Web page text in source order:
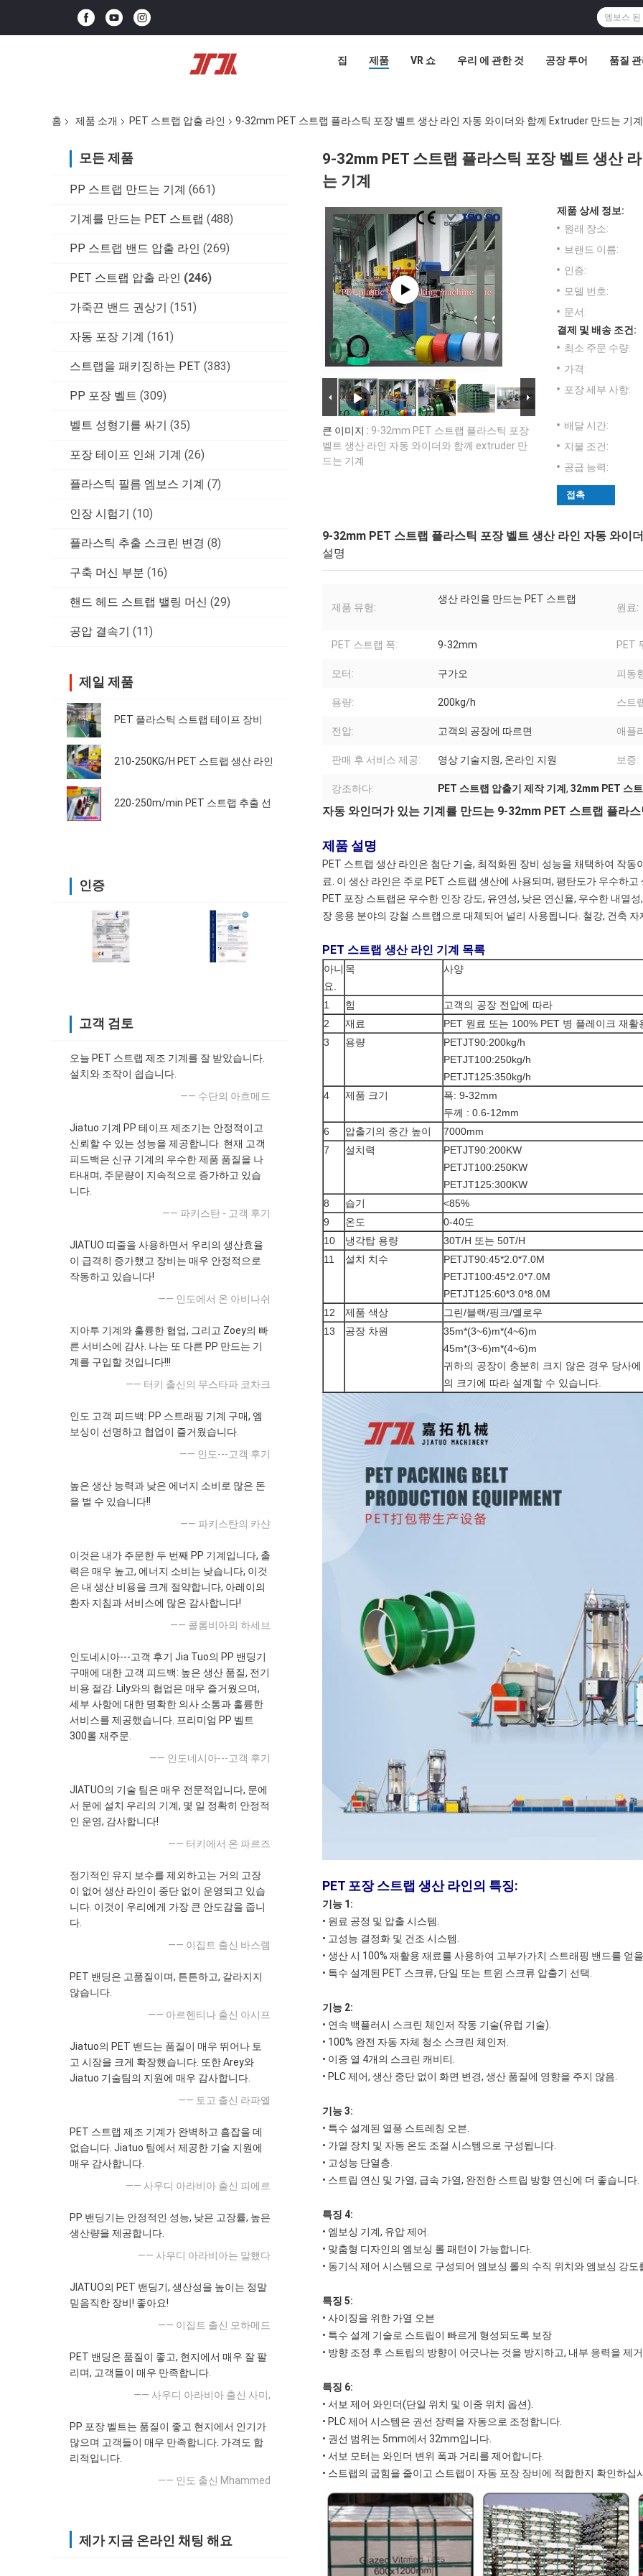
집 제품 VR 쇼 우리 에 관한 것 공장 투어 품질
홈 제품 소개 PET 스트랩 압출 라인 9-32mm PET 스트랩 플라스틱 포장 벨트 생산 라인 자동 와이더와 함께 Extruder 만드는 기계
모든 제품
PP 스트랩 만드는 기계 (661)
기계를 만드는 PET 스트랩 (488)
PP 스트랩 밴드 압출 라인 (269)
PET 스트랩 압출 라인 (246)
가죽끈 밴드 권상기 (151)
자동 포장 기계 (161)
스트랩을 패키징하는 PET (383)
PP 포장 벨트 (309)
벨트 성형기를 싸기 (35)
포장 테이프 인쇄 기계 (26)
플라스틱 필름 엠보스 기계 (7)
인장 시험기 (10)
플라스틱 추출 스크린 변경 (8)
구축 머신 부분 (16)
핸드 헤드 스트랩 밸링 머신 (29)
공압 결속기 (11)
제일 제품
PET 플라스틱 스트랩 테이프 장비
210-250KG/H PET 스트랩 생산 라인
220-250m/min PET 스트랩 추출 선
인증
고객 검토
오늘 PET 스트랩 제조 기계를 잘 받았습니다.
설치와 조작이 쉽습니다.
—— 수단의 아흐메드
Jiatuo 기계 PP 테이프 제조기는 안정적이고
신뢰할 수 있는 성능을 제공합니다. 현재 고객
피드백은 신규 기계의 우수한 제품 품질을 나
타내며, 주문량이 지속적으로 증가하고 있습
니다.
—— 파키스탄 - 고객 후기
JIATUO 띠줄을 사용하면서 우리의 생산효율
이 급격히 증가했고 장비는 매우 안정적으로
작동하고 있습니다!
—— 인도에서 온 아비나쉬
지아투 기계와 훌륭한 협업, 그리고 Zoey의 빠
른 서비스에 감사. 나는 또 다른 PP 만드는 기
계를 구입할 것입니다!!!
—— 터키 출신의 무스타파 코차크
인도 고객 피드백: PP 스트래핑 기계 구매, 엠
보싱이 선명하고 협업이 즐거웠습니다.
—— 인도---고객 후기
높은 생산 능력과 낮은 에너지 소비로 많은 돈
을 벌 수 있습니다!!
—— 파키스탄의 카샨
이것은 내가 주문한 두 번째 PP 기계입니다, 출
력은 매우 높고, 에너지 소비는 낮습니다, 이것
은 내 생산 비용을 크게 절약합니다, 아레이의
환자 지침과 서비스에 많은 감사합니다!
—— 콜롬비아의 하세브
인도네시아---고객 후기 Jia Tuo의 PP 밴딩기
구매에 대한 고객 피드백: 높은 생산 품질, 전기
비용 절감. Lily와의 협업은 매우 즐거웠으며,
세부 사항에 대한 명확한 의사 소통과 훌륭한
서비스를 제공했습니다. 프리미엄 PP 벨트
300롤 재주문.
—— 인도네시아---고객 후기
JIATUO의 기술 팀은 매우 전문적입니다, 문에
서 문에 설치 우리의 기계, 몇 일 정확히 안정적
인 운영, 감사합니다!
—— 터키에서 온 파르즈
정기적인 유지 보수를 제외하고는 거의 고장
이 없어 생산 라인이 중단 없이 운영되고 있습
니다. 이것이 우리에게 가장 큰 안도감을 줍니
다.
—— 이집트 출신 바스렘
PET 밴딩은 고품질이며, 튼튼하고, 갈라지지
않습니다.
—— 아르헨티나 출신 아시프
Jiatuo의 PET 밴드는 품질이 매우 뛰어나 토
고 시장을 크게 확장했습니다. 또한 Arey와
Jiatuo 기술팀의 지원에 매우 감사합니다.
—— 토고 출신 라파엘
PET 스트랩 제조 기계가 완벽하고 흠잡을 데
없습니다. Jiatuo 팀에서 제공한 기술 지원에
매우 감사합니다.
—— 사우디 아라비아 출신 피에르
PP 밴딩기는 안정적인 성능, 낮은 고장률, 높은
생산량을 제공합니다.
—— 사우디 아라비아는 말했다
JIATUO의 PET 밴딩기, 생산성을 높이는 정말
믿음직한 장비! 좋아요!
—— 이집트 출신 모하메드
PET 밴딩은 품질이 좋고, 현지에서 매우 잘 팔
리며, 고객들이 매우 만족합니다.
—— 사우디 아라비아 출신 사미,
PP 포장 벨트는 품질이 좋고 현지에서 인기가
많으며 고객들이 매우 만족합니다. 가격도 합
리적입니다.
—— 인도 출신 Mhammed
제가 지금 온라인 채팅 해요
9-32mm PET 스트랩 플라스틱 포장 벨트 생산
는 기계
큰 이미지 : 9-32mm PET 스트랩 플라스틱 포장
벨트 생산 라인 자동 와이더와 함께 extruder 만
드는 기계
제품 상세 정보:
원래 장소:
브랜드 이름:
인증:
모델 번호:
문서:
결제 및 배송 조건:
최소 주문 수량:
가격:
포장 세부 사항:
배달 시간:
지불 조건:
공급 능력:
접촉
9-32mm PET 스트랩 플라스틱 포장 벨트 생산 라인 자동 와이
설명
제품 유형:
생산 라인을 만드는 PET 스트랩
원료:
PET 스트랩 폭: 9-32mm PET
모터: 구가오 피동
용량: 200kg/h 스트
전압: 고객의 공장에 따르면 애플
판매 후 서비스 제공: 영상 기술지원, 온라인 지원 보증:
강조하다: PET 스트랩 압출기 제작 기계 , 32mm PET 스
자동 와인더가 있는 기계를 만드는 9-32mm PET 스트랩 플라
제품 설명
PET 스트랩 생산 라인은 첨단 기술, 최적화된 장비 성능을 채택하여 작
료. 이 생산 라인은 주로 PET 스트랩 생산에 사용되며, 평탄도가 우수하
PET 포장 스트랩은 우수한 인장 강도, 유연성, 낮은 연신율, 우수한 내열
장 응용 분야의 강철 스트랩으로 대체되어 널리 사용됩니다. 철강, 건축
PET 스트랩 생산 라인 기계 목록
아니
요.
목 사양
1 힘
고객의 공장 전압에 따라
2
재료
PET 원료 또는 100% PET 병 플레이크 재활
3
용량
PETJT90:200kg/h
PETJT100:250kg/h
PETJT125:350kg/h
4
제품 크기
폭: 9-32mm
두께 : 0.6-12mm
6
압출기의 중간 높이
7000mm
7
설치력
PETJT90:200KW
PETJT100:250KW
PETJT125:300KW
8
습기
<85%
9
온도
0-40도
10
냉각탑 용량
30T/H 또는 50T/H
11
설치 치수
PETJT90:45*2.0*7.0M
PETJT100:45*2.0*7.0M
PETJT125:60*3.0*8.0M
12
제품 색상
그린/블랙/핑크/옐로우
13
공장 차원
35m*(3~6)m*(4~6)m
45m*(3~6)m*(4~6)m
귀하의 공장이 충분히 크지 않은 경우 당사
의 크기에 따라 설계할 수 있습니다.
PET 포장 스트랩 생산 라인의 특징:
기능 1:
• 원료 공정 및 압출 시스템.
• 고성능 결정화 및 건조 시스템.
• 생산 시 100% 재활용 재료를 사용하여 고부가가치 스트래핑 밴드를 얻
• 특수 설계된 PET 스크류, 단일 또는 트윈 스크류 압출기 선택.
기능 2:
• 연속 백플러시 스크린 체인저 작동 기술(유럽 기술).
• 100% 완전 자동 자체 청소 스크린 체인저.
• 이중 열 4개의 스크린 캐비티.
• PLC 제어, 생산 중단 없이 화면 변경, 생산 품질에 영향을 주지 않음.
기능 3:
• 특수 설계된 열풍 스트레칭 오븐.
• 가열 장치 및 자동 온도 조절 시스템으로 구성됩니다.
• 고성능 단열층.
• 스트립 연신 및 가열, 급속 가열, 완전한 스트립 방향 연신에 더 좋습니다.
특징 4:
• 엠보싱 기계, 유압 제어.
• 맞춤형 디자인의 엠보싱 롤 패턴이 가능합니다.
• 동기식 제어 시스템으로 구성되어 엠보싱 롤의 수직 위치와 엠보싱 강
특징 5:
• 사이징을 위한 가열 오븐
• 특수 설계 기술로 스트립이 빠르게 형성되도록 보장
• 방향 조정 후 스트립의 방향이 어긋나는 것을 방지하고, 내부 응력을 제
특징 6:
• 서보 제어 와인더(단일 위치 및 이중 위치 옵션).
• PLC 제어 시스템은 권선 장력을 자동으로 조정합니다.
• 권선 범위는 5mm에서 32mm입니다.
• 서보 모터는 와인더 변위 폭과 거리를 제어합니다.
• 스트랩의 굽힘을 줄이고 스트랩이 자동 포장 장비에 적합한지 확인하십